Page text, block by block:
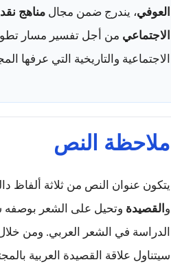
العوفي، يندرج ضمن مجال مناهج
الاجتماعي من أجل تفسير مسار تطور
الاجتماعية والتاريخية التي عرفها
ملاحظة النص
يتكون عنوان النص من ثلاثة ألفاظ
و القصيدة وتحيل على الشعر بوصفه
الدراسة في الشعر العربي. ومن
سيتناول علاقة القصيدة العربية